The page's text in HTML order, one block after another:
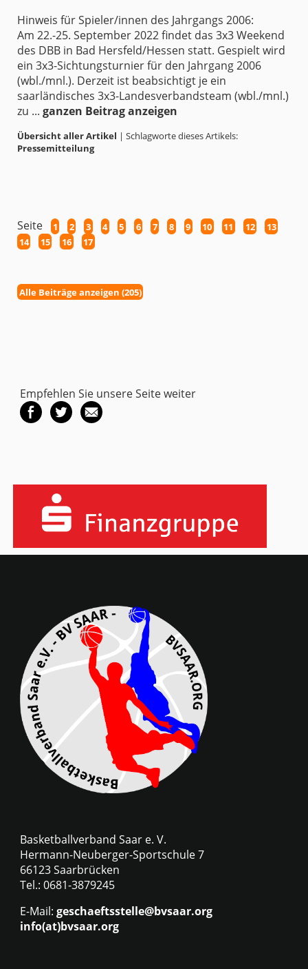
Hinweis für Spieler/innen des Jahrgangs 2006:
Am 22.-25. September 2022 findet das 3x3 Weekend
des DBB in Bad Hersfeld/Hessen statt. Gespielt wird
ein 3x3-Sichtungsturnier für den Jahrgang 2006
(wbl./mnl.). Derzeit ist beabsichtigt je ein
saarländisches 3x3-Landesverbandsteam (wbl./mnl.)
zu ... ganzen Beitrag anzeigen
Übersicht aller Artikel | Schlagworte dieses Artikels:
Pressemitteilung
Seite 1 2 3 4 5 6 7 8 9 10 11 12
13
14
15 16 17
Alle Beiträge anzeigen (205)
Empfehlen Sie unsere Seite weiter
Basketballverband Saar e. V.
Hermann-Neuberger-Sportschule 7
66123 Saarbrücken
Tel.: 0681-3879245
E-Mail: geschaeftsstelle@bvsaar.org
info(at)bvsaar.org